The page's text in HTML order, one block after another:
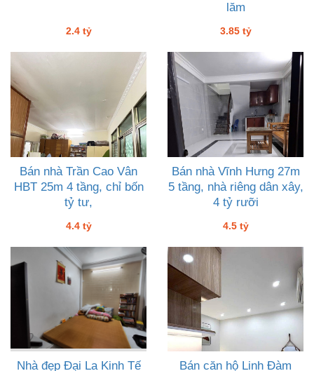
2.4 tỷ
lăm
3.85 tỷ
Bán nhà Trần Cao Vân
HBT 25m 4 tầng, chỉ bốn
tỷ tư,
4.4 tỷ
Bán nhà Vĩnh Hưng 27m
5 tầng, nhà riêng dân xây,
4 tỷ rưỡi
4.5 tỷ
Nhà đẹp Đại La Kinh Tế
Bán căn hộ Linh Đàm